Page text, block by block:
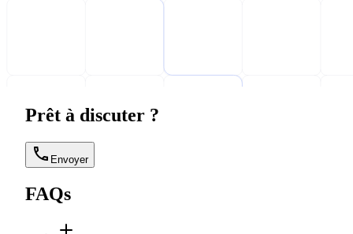
Prêt à discuter ?
Envoyer
FAQs